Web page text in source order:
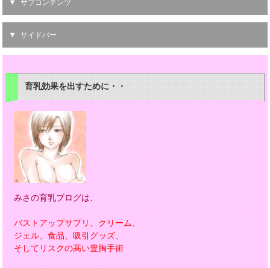
サブコンテンツ
サイドバー
育乳効果を出すために・・
みさの育乳ブログは、
バストアップサプリ、クリーム、
ジェル、食品、吸引グッズ、
そしてリスクの高い豊胸手術